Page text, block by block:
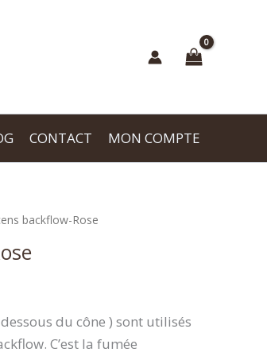
CONTACT MON COMPTE
backflow-Rose
du cône ) sont utilisés
C’est la fumée